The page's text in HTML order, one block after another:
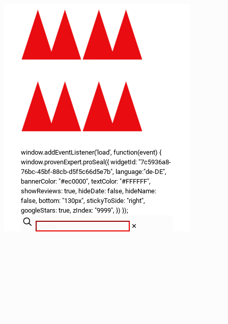
window.addEventListener('load', function(event) {
window.provenExpert.proSeal({ widgetId: "7c5936a8-
76bc-45bf-88cb-d5f5c66d5e7b", language:"de-DE",
bannerColor: "#ec0000", textColor: "#FFFFFF",
showReviews: true, hideDate: false, hideName:
false, bottom: "130px", stickyToSide: "right",
googleStars: true, zIndex: "9999", }) });
✕